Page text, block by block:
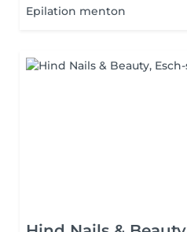
Epilation menton